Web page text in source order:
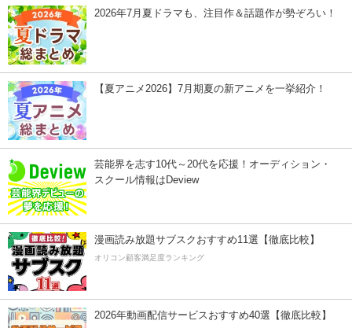
2026年7月夏ドラマも、注目作＆話題作が勢ぞろい！
【夏アニメ2026】7月期夏の新アニメを一挙紹介！
芸能界を志す10代～20代を応援！オーディション・
スクール情報はDeview
漫画読み放題サブスクおすすめ11選【徹底比較】
オリコン顧客満足度ランキング
2026年動画配信サービスおすすめ40選【徹底比較】